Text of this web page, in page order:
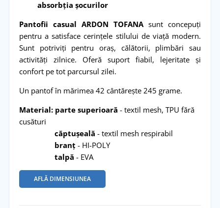
absorbția șocurilor
Pantofii casual ARDON TOFANAsunt concepuți
pentru a satisface cerințele stilului de viață modern.
Sunt potriviți pentru oraș, călătorii, plimbări sau
activități zilnice. Oferă suport fiabil, lejeritate și
confort pe tot parcursul zilei.
Un pantof în mărimea 42 cântărește 245 grame.
Material: parte superioară - textil mesh, TPU fără
cusături
căptușeală - textil mesh respirabil
branț - HI-POLY
talpă - EVA
AFLĂ DIMENSIUNEA